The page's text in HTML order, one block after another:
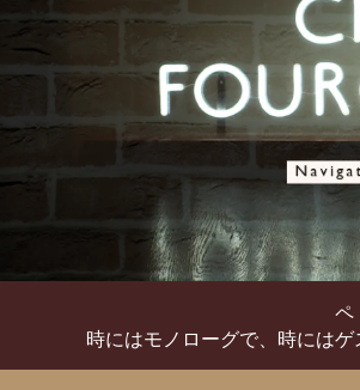
ペ
時にはモノローグで、時にはゲ